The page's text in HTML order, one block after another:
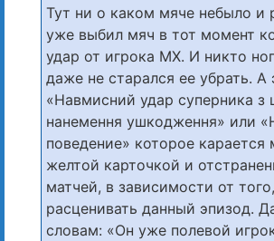
Тут ни о каком мяче небыло и
уже выбил мяч в тот момент
удар от игрока МХ. И никто
даже не старался ее убрать. А
«Навмисний удар суперника з
нанемення ушкодження» или
поведение» которое
желтой карточкой и
матчей, в зависимости от
расценивать данный эпизод.
словам: «Он уже полевой